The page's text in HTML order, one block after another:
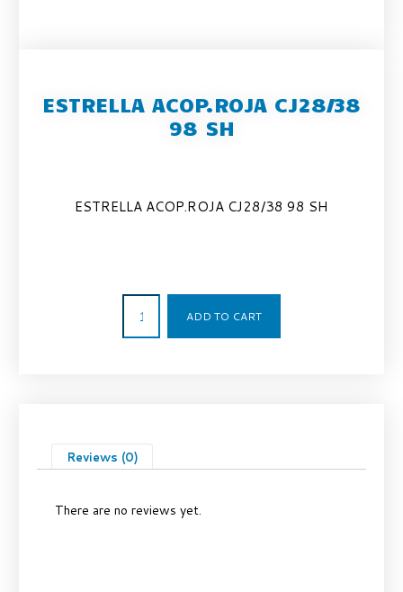
ESTRELLA ACOP.ROJA CJ28/38
98 SH
ESTRELLA ACOP.ROJA CJ28/38 98 SH
ADD TO CART
Reviews (0)
There are no reviews yet.